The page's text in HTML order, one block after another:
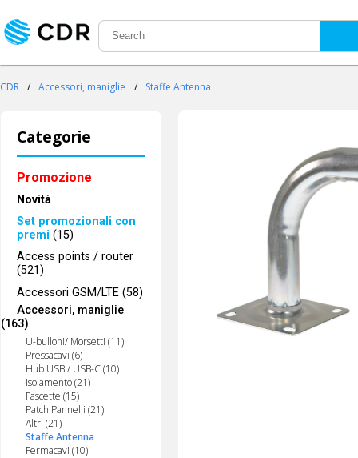
CDR / Accessori, maniglie / Staffe Antenna
Categorie
Promozione
Novità
Set promozionali con
premi (15)
Access points / router
(521)
Accessori GSM/LTE (58)
Accessori, maniglie
(163)
U-bulloni/ Morsetti (11)
Pressacavi (6)
Hub USB / USB-C (10)
Isolamento (21)
Fascette (15)
Patch Pannelli (21)
Altri (21)
Staffe Antenna
Fermacavi (10)